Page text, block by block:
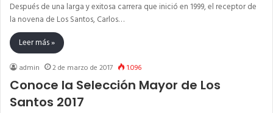
Después de una larga y exitosa carrera que inició en 1999, el receptor de
la novena de Los Santos, Carlos…
Leer más »
admin 2 de marzo de 2017 1.096
Conoce la Selección Mayor de Los
Santos 2017